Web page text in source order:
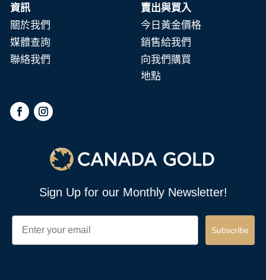
資訊
賣出與買入
關於我們
今日黃金價格
媒體查詢
銷售給我們
聯絡我們
向我們購買
地點
Sign Up for our Monthly Newsletter!
Email
Subscribe